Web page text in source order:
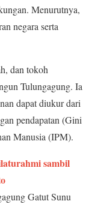
Menurutnya,
negara serta
dan tokoh
Tulungagung. Ia
dapat diukur dari
pendapatan (Gini
Manusia (IPM).
sambil
Gatut Sunu